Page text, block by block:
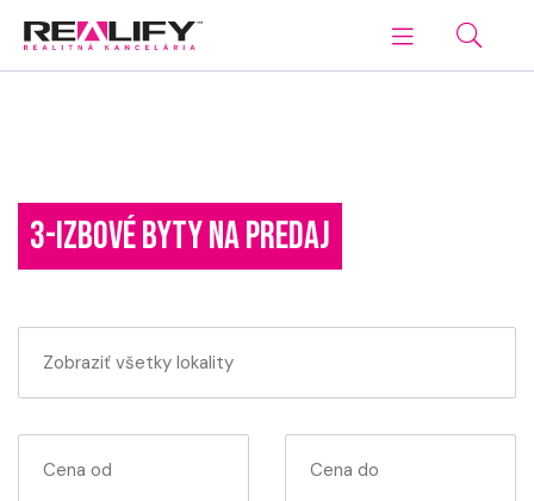
3-IZBOVÉ BYTY NA PREDAJ